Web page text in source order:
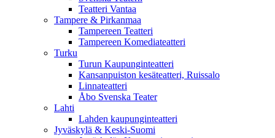
Teatteri Vantaa
Tampere & Pirkanmaa
Tampereen Teatteri
Tampereen Komediateatteri
Turku
Turun Kaupunginteatteri
Kansanpuiston kesäteatteri, Ruissalo
Linnateatteri
Åbo Svenska Teater
Lahti
Lahden kaupunginteatteri
Jyväskylä & Keski-Suomi